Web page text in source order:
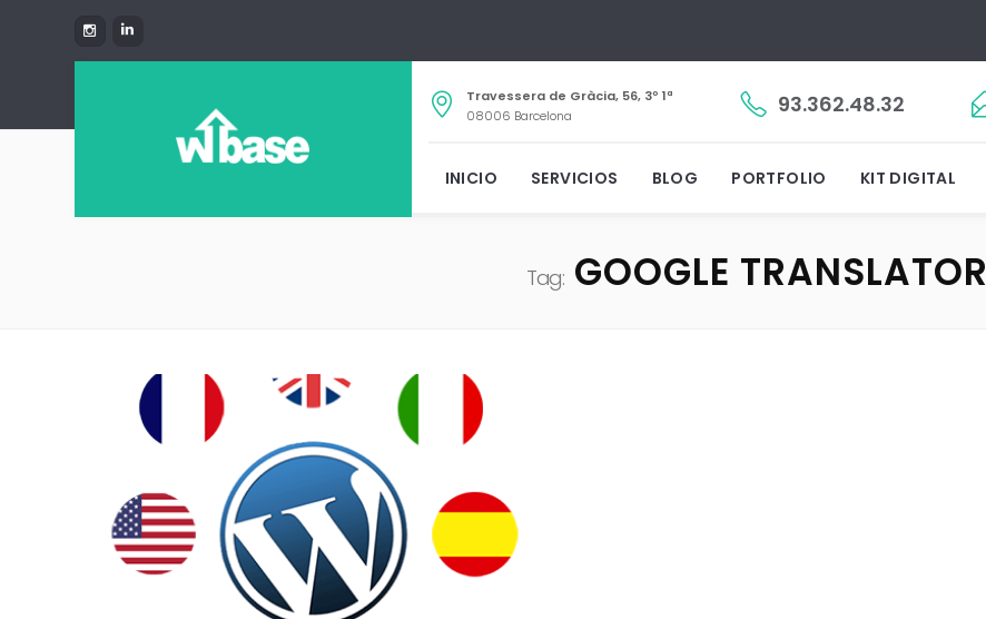
Travessera de Gràcia, 56, 3º 1ª
08006 Barcelona
93.362.48.32
INICIO SERVICIOS BLOG PORTFOLIO KIT DIGITAL
Tag:GOOGLE TRANSLATOR